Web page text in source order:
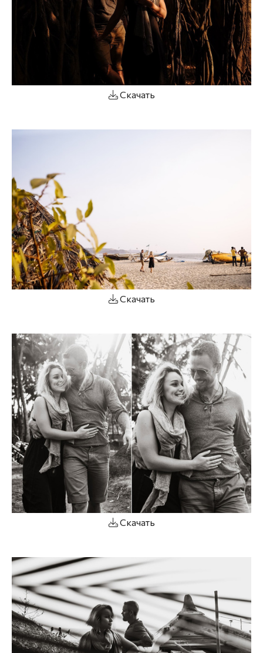
Скачать
Скачать
Скачать